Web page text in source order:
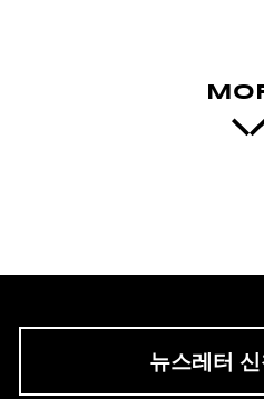
뉴스레터 신